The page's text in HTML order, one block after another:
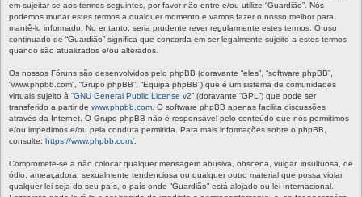
em sujeitar-se aos termos seguintes, por favor não entre e/ou utilize “Guardião”. Nós
podemos mudar estes termos a qualquer momento e vamos fazer o nosso melhor para
mantê-lo informado. No entanto, seria prudente rever regularmente estes termos. O uso
continuado de “Guardião” significa que concorda em ser legalmente sujeito a estes termos
quando são atualizados e/ou alterados.
Os nossos Fóruns são desenvolvidos pelo phpBB (doravante “eles”, “software phpBB”,
“www.phpbb.com”, “Grupo phpBB”, “Equipa phpBB”) que é um sistema de comunidades
virtuais sujeito à “GNU General Public License v2” (doravante “GPL”) que pode ser
transferido a partir de www.phpbb.com . O software phpBB apenas facilita discussões
através da Internet. O Grupo phpBB não é responsável pelo conteúdo que nós permitimos
e/ou impedimos e/ou pela conduta permitida. Para mais informações sobre o phpBB,
consulte: https://www.phpbb.com/
Compromete-se a não colocar qualquer mensagem abusiva, obscena, vulgar, insultuosa, de
ódio, ameaçadora, sexualmente tendenciosa ou qualquer outro material que possa violar
qualquer lei seja do seu país, o país onde “Guardião” está alojado ou lei Internacional.